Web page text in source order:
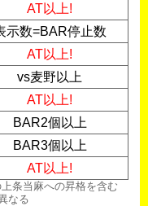
AT以上!
示数=BAR停止数
AT以上!
vs麦野以上
AT以上!
BAR2個以上
BAR3個以上
AT以上!
条当麻への昇格を含む
なる